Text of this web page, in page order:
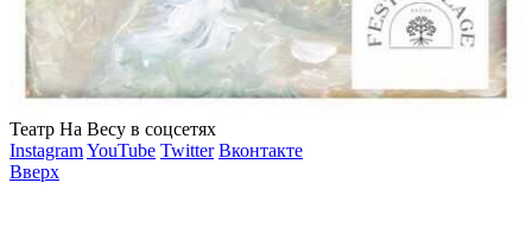
Театр На Весу в соцсетях
InstagramYouTube Twitter Вконтакте
Вверх